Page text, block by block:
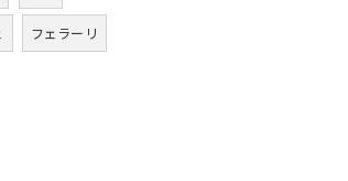
フェラーリ